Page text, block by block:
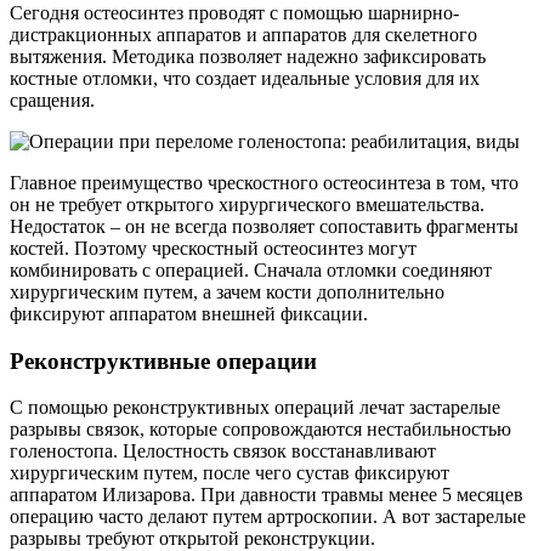
Сегодня остеосинтез проводят с помощью шарнирно-
дистракционных аппаратов и аппаратов для скелетного
вытяжения. Методика позволяет надежно зафиксировать
костные отломки, что создает идеальные условия для их
сращения.
Главное преимущество чрескостного остеосинтеза в том, что
он не требует открытого хирургического вмешательства.
Недостаток – он не всегда позволяет сопоставить фрагменты
костей. Поэтому чрескостный остеосинтез могут
комбинировать с операцией. Сначала отломки соединяют
хирургическим путем, а зачем кости дополнительно
фиксируют аппаратом внешней фиксации.
Реконструктивные операции
С помощью реконструктивных операций лечат застарелые
разрывы связок, которые сопровождаются нестабильностью
голеностопа. Целостность связок восстанавливают
хирургическим путем, после чего сустав фиксируют
аппаратом Илизарова. При давности травмы менее 5 месяцев
операцию часто делают путем артроскопии. А вот застарелые
разрывы требуют открытой реконструкции.